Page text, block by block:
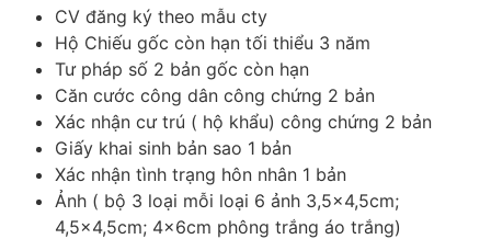
CV đăng ký theo mẫu cty
Hộ Chiếu gốc còn hạn tối thiểu 3 năm
Tư pháp số 2 bản gốc còn hạn
Căn cước công dân công chứng 2 bản
Xác nhận cư trú ( hộ khẩu) công chứng 2 bản
Giấy khai sinh bản sao 1 bản
Xác nhận tình trạng hôn nhân 1 bản
Ảnh ( bộ 3 loại mỗi loại 6 ảnh 3,5×4,5cm;
4,5×4,5cm; 4x6cm phông trắng áo trắng)